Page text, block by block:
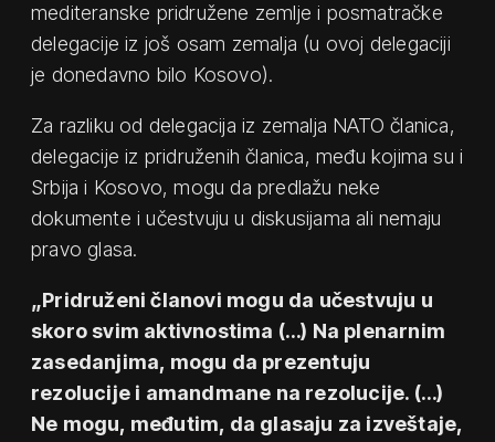
mediteranske pridružene zemlje i posmatračke
delegacije iz još osam zemalja (u ovoj delegaciji
je donedavno bilo Kosovo).
Za razliku od delegacija iz zemalja NATO članica,
delegacije iz pridruženih članica, među kojima su i
Srbija i Kosovo, mogu da predlažu neke
dokumente i učestvuju u diskusijama ali nemaju
pravo glasa.
„Pridruženi članovi mogu da učestvuju u
skoro svim aktivnostima (…) Na plenarnim
zasedanjima, mogu da prezentuju
rezolucije i amandmane na rezolucije. (…)
Ne mogu, međutim, da glasaju za izveštaje,